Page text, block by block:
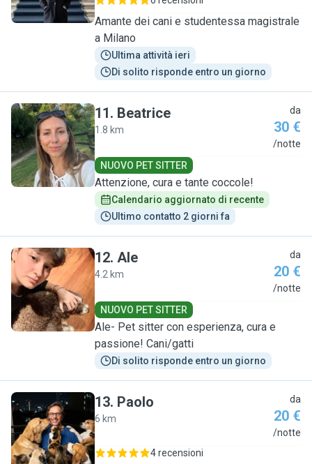
Amante dei cani e studentessa magistrale
a Milano
Ultima attività ieri
Di solito risponde entro un giorno
B
11. Beatrice
1.8 km
da
30 €
/notte
NUOVO PET SITTER
Attenzione, cura e tante coccole!
Calendario aggiornato di recente
Ultimo contatto 2 giorni fa
A
12. Ale
4.2 km
da
20 €
/notte
NUOVO PET SITTER
Ale- Pet sitter con esperienza, cura e
passione! Cani/gatti
Di solito risponde entro un giorno
P
13. Paolo
6 km
da
20 €
/notte
4 recensioni